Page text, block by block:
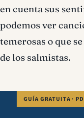
en cuenta sus
podemos ver
temerosas o que
de los salmistas.
GUÍA GRATUITA ·